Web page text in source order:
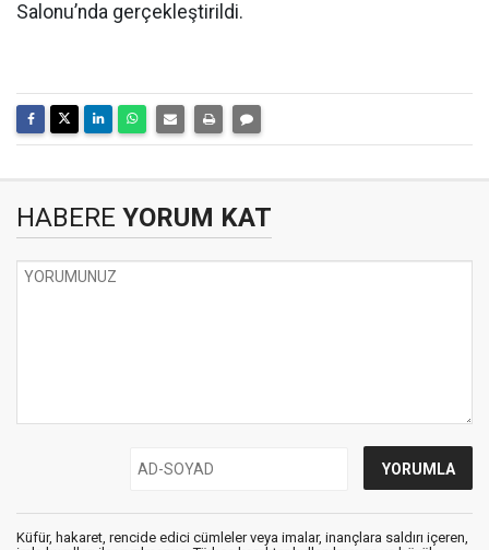
Salonu’nda gerçekleştirildi.
HABERE YORUM KAT
Küfür, hakaret, rencide edici cümleler veya imalar, inançlara saldırı içeren,